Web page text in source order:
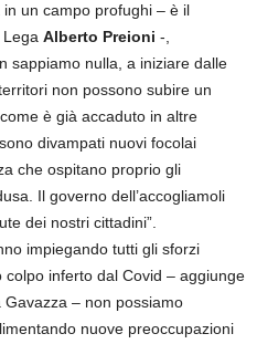
un campo profughi – è il
Lega Alberto Preioni -,
sappiamo nulla, a iniziare dalle
non possono subire un
è già accaduto in altre
divampati nuovi focolai
che ospitano proprio gli
Il governo dell’accogliamoli
dei nostri cittadini”.
impiegando tutti gli sforzi
inferto dal Covid – aggiunge
– non possiamo
nuove preoccupazioni